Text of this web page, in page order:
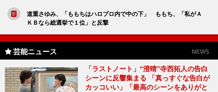
道重さゆみ、「ももちはハロプロ内で中の下」 ももち、「私がＡ
ＫＢなら総選挙で１位」と反撃
芸能ニュース NEWS
「ラストノート」“澄晴”寺西拓人の告白
シーンに反響集まる 「真っすぐな告白が
カッコいい」「最高のシーンをありがと